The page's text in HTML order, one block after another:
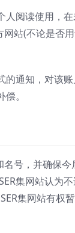
人阅读使用，在
站(不论是否
的通知，对该账
。
名号，并确保今
集网站认为
集网站有权